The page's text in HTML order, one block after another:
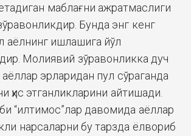
маблағни ажратмаслиги
Бунда энг кенг
аёлнинг ишлашига йўл
Молиявий зўравонликка дуч
эрларидан пул сўраганда
ҳис этганликларини айтишади.
“илтимос”лар давомида аёллар
нарсаларни бу тарзда ёлвориб